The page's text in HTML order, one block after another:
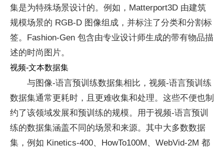
集是为特殊场景设计的。例如，Matterport3D 由建筑
规模场景的 RGB-D 图像组成，并标注了分类和分割标
签。Fashion-Gen 包含由专业设计师生成的带有物品描
述的时尚图片。
视频-文本数据集
与图像-语言预训练数据集相比，视频-语言预训练
数据集通常更耗时，且更难收集和处理。这些不便也制
约了该领域发展和预训练的规模。用于视频-语言预训
练的数据集涵盖不同的场景和来源。其中大多数数据
集，例如 Kinetics-400、HowTo100M、WebVid-2M 都